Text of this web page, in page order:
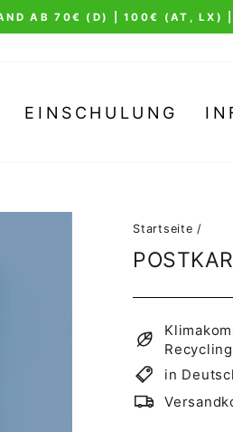
Pause
EINSCHULUNG
Startseite /
in